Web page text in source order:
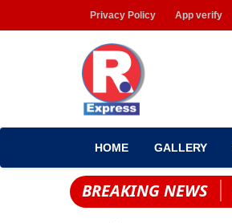
Privacy Policy App verify
HOME GALLERY
BREAKING NEWS